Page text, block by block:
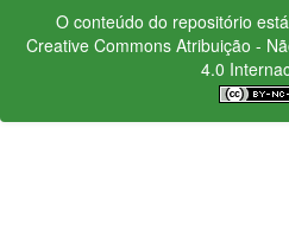
O conteúdo do repositório
Creative CommonsAtribuição -
4.0